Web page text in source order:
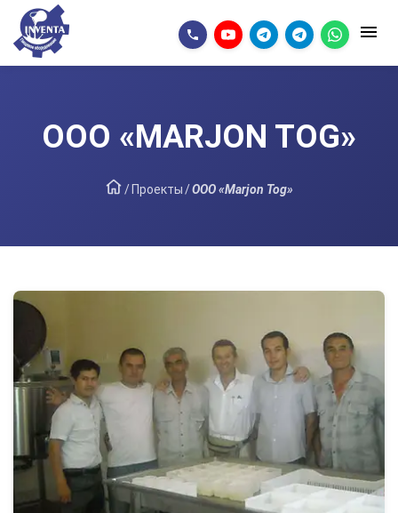
ООО «MARJON TOG»
/ Проекты/ООО «Marjon Tog»